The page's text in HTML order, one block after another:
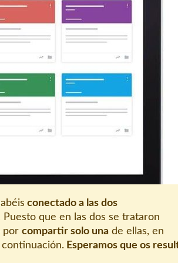
conectado a las dos
que en las dos se trataron
por compartir solo una de ellas, en
Esperamos que os